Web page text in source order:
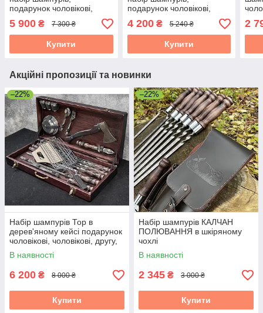
подарунок чоловікові,
"Grills G18" — 43 шт.
5 900 ₴ 7 300 ₴
Купити
подарунок чоловікові,
"Grills G16" — 30 шт.
4 200₴ 5 240 ₴
Купити
2
Акційні пропозиції та новинки
–22%
Набір шампурів Тор в
дерев'яному кейсі подарунок
чоловікові, чоловікові, другу,
шефу
В наявності
6 200 ₴ 8 000 ₴
Купити
–22%
Набір шампурів КАЛЧАН
ПОЛЮВАННЯ в шкіряному
чохлі
В наявності
2 345 ₴ 3 000 ₴
Купити